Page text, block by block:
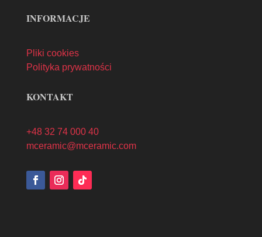
INFORMACJE
Pliki cookies
Polityka prywatności
KONTAKT
+48 32 74 000 40
mceramic@mceramic.com